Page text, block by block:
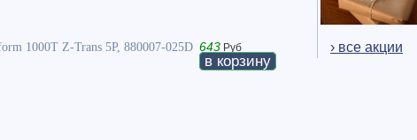
› все акции
1000T Z-Trans 5P, 880007-025D 643 Руб
в корзину